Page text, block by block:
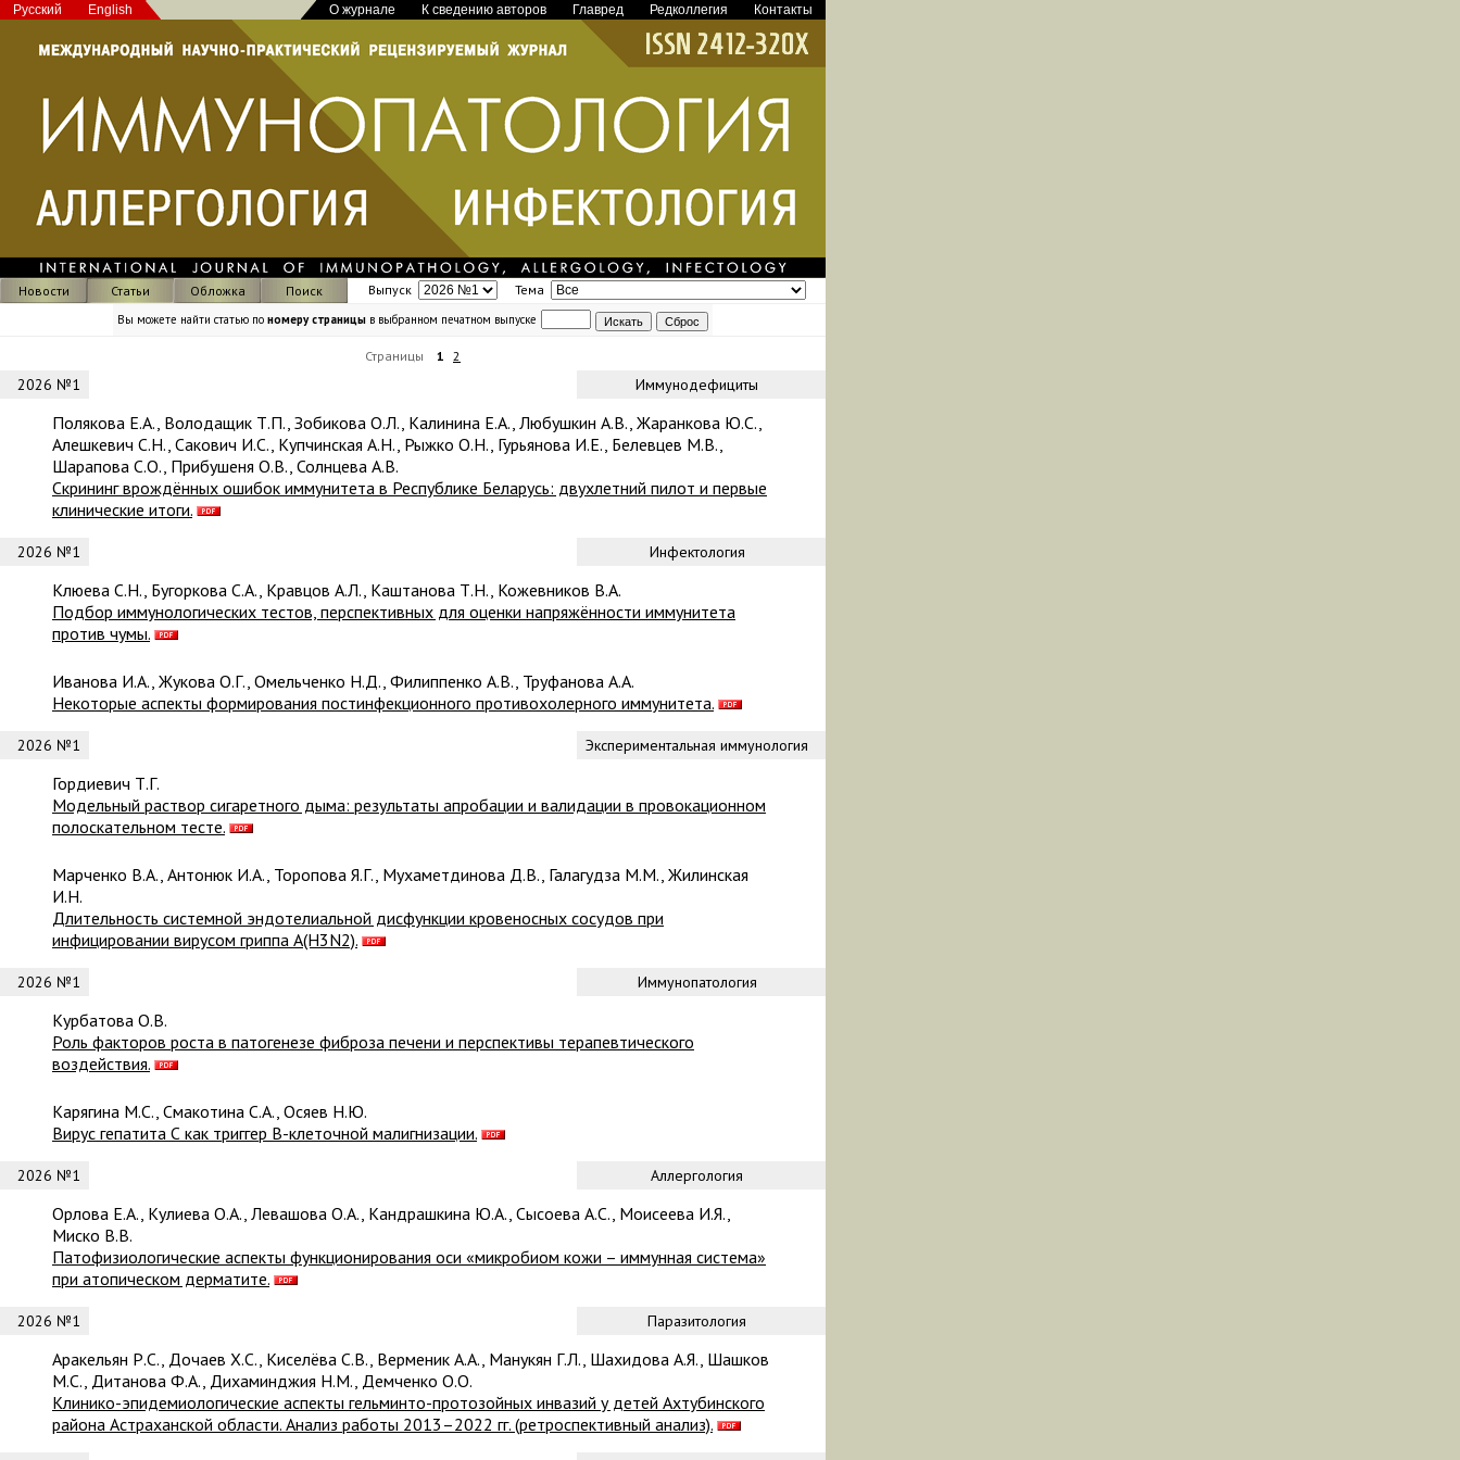
Русский English О журнале К сведению авторов Главред Редколлегия Контакты
Новости Статьи Обложка Поиск Выпуск Тема
Вы можете найти статью по номеру страницы в выбранном печатном выпуске
Страницы 1 2
2026 №1 Иммунодефициты
Полякова Е.А., Володащик Т.П., Зобикова О.Л., Калинина Е.А., Любушкин А.В., Жаранкова Ю.С.,
Алешкевич С.Н., Сакович И.С., Купчинская А.Н., Рыжко О.Н., Гурьянова И.Е., Белевцев М.В.,
Шарапова С.О., Прибушеня О.В., Солнцева А.В.
Скрининг врождённых ошибок иммунитета в Республике Беларусь: двухлетний пилот и первые
клинические итоги.
2026 №1 Инфектология
Клюева С.Н., Бугоркова С.А., Кравцов А.Л., Каштанова Т.Н., Кожевников В.А.
Подбор иммунологических тестов, перспективных для оценки напряжённости иммунитета
против чумы.
Иванова И.А., Жукова О.Г., Омельченко Н.Д., Филиппенко А.В., Труфанова А.А.
Некоторые аспекты формирования постинфекционного противохолерного иммунитета.
2026 №1 Экспериментальная иммунология
Гордиевич Т.Г.
Модельный раствор сигаретного дыма: результаты апробации и валидации в провокационном
полоскательном тесте.
Марченко В.А., Антонюк И.А., Торопова Я.Г., Мухаметдинова Д.В., Галагудза М.М., Жилинская
И.Н.
Длительность системной эндотелиальной дисфункции кровеносных сосудов при
инфицировании вирусом гриппа A(H3N2).
2026 №1 Иммунопатология
Курбатова О.В.
Роль факторов роста в патогенезе фиброза печени и перспективы терапевтического
воздействия.
Карягина М.С., Смакотина С.А., Осяев Н.Ю.
Вирус гепатита С как триггер В-клеточной малигнизации.
2026 №1 Аллергология
Орлова Е.А., Кулиева О.А., Левашова О.А., Кандрашкина Ю.А., Сысоева А.С., Моисеева И.Я.,
Миско В.В.
Патофизиологические аспекты функционирования оси «микробиом кожи – иммунная система»
при атопическом дерматите.
2026 №1 Паразитология
Аракельян Р.С., Дочаев Х.С., Киселёва С.В., Верменик А.А., Манукян Г.Л., Шахидова А.Я., Шашков
М.С., Дитанова Ф.А., Дихаминджия Н.М., Демченко О.О.
Клинико-эпидемиологические аспекты гельминто-протозойных инвазий у детей Ахтубинского
района Астраханской области. Анализ работы 2013–2022 гг. (ретроспективный анализ).